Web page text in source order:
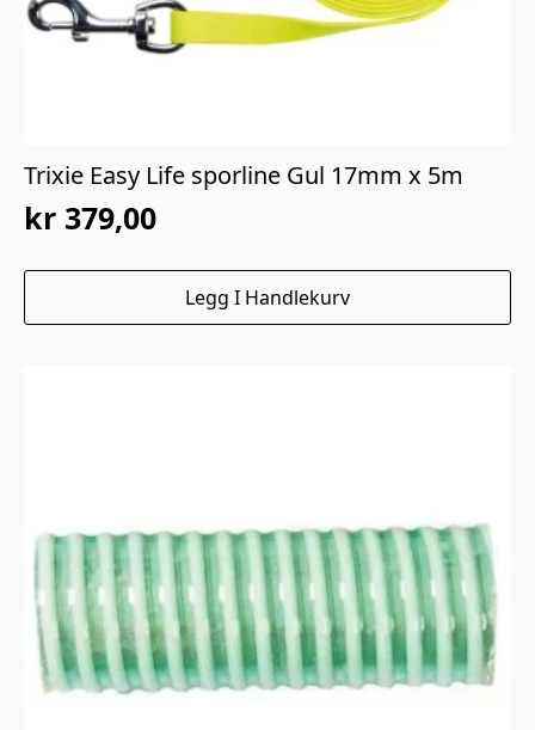
Trixie Easy Life sporline Gul 17mm x 5m
kr 379,00
Legg I Handlekurv